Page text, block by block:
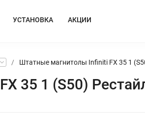
УСТАНОВКА АКЦИИ
/ Штатные магнитолы Infiniti FX 35 1
35 1 (S50)